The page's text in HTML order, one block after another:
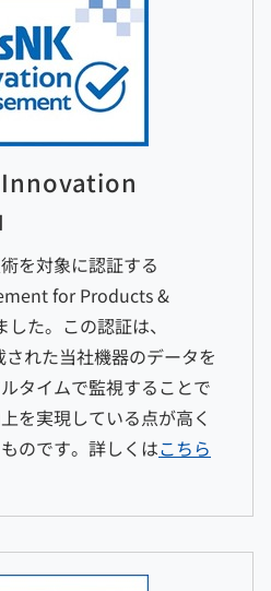
Innovation
を対象に認証する
for Products &
た。この認証は、
れた当社機器のデータを
タイムで監視することで
を実現している点が高く
のです。詳しくはこちら